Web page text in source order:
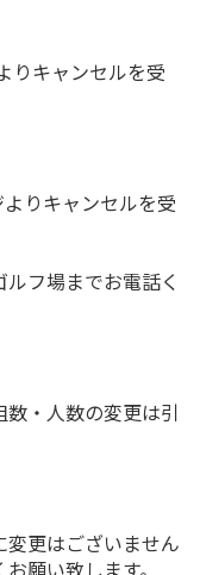
りキャンセルを受
りキャンセルを受
フ場までお電話く
・人数の変更は引
更はございません